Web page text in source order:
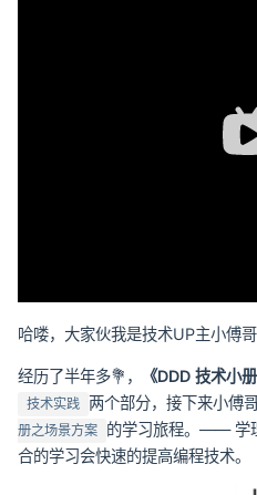
哈喽，大家伙我是技术UP主小傅哥
经历了半年多💐， 《DDD 技术小册
技术实践 两个部分，接下来小傅
册之场景方案
的学习旅程。—— 学
合的学习会快速的提高编程技术。